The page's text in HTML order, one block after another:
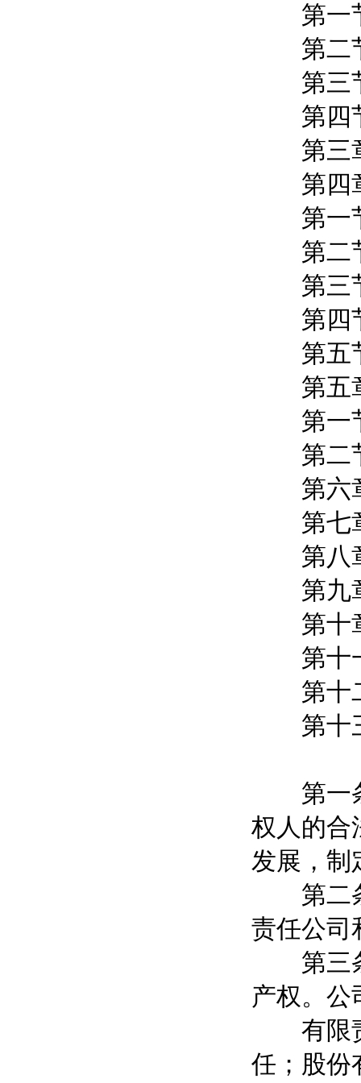
第一
第二
第三节
第四节
第三章
第四章
第一
第二
第三
第四
第五节
第五章
第一
第二
第六章
第七
第八
第九章
第十
第十一
第十
第十
第一条
权人的合
发展，制
第二条
责任公司
第三条
产权。公
有限责
任；股份